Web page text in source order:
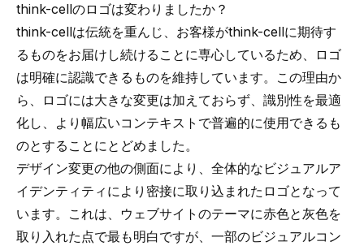
think-cellのロゴは変わりましたか？
think-cellは伝統を重んじ、お客様がthink-cellに期待す
るものをお届けし続けることに専心しているため、ロゴ
は明確に認識できるものを維持しています。この理由か
ら、ロゴには大きな変更は加えておらず、識別性を最適
化し、より幅広いコンテキストで普遍的に使用できるも
のとすることにとどめました。
デザイン変更の他の側面により、全体的なビジュアルア
イデンティティにより密接に取り込まれたロゴとなって
います。これは、ウェブサイトのテーマに赤色と灰色を
取り入れた点で最も明白ですが、一部のビジュアルコン